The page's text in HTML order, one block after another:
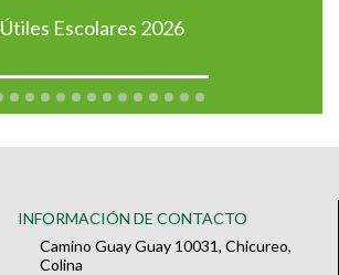
Útiles Escolares 2026
INFORMACIÓN DE CONTACTO
Camino Guay Guay 10031, Chicureo,
Colina